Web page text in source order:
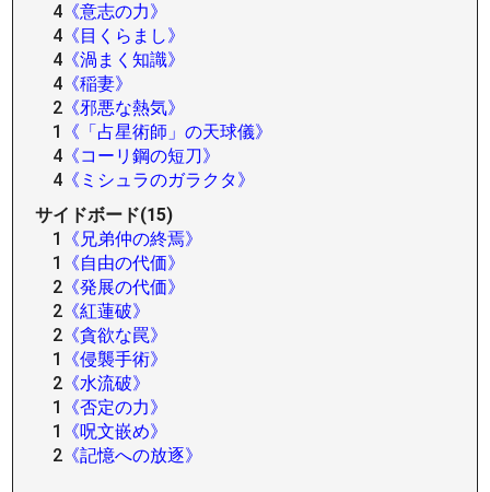
4 《意志の力》
4 《目くらまし》
4 《渦まく知識》
4 《稲妻》
2 《邪悪な熱気》
1
《「占星術師」の天球儀》
4 《コーリ鋼の短刀》
4 《ミシュラのガラクタ》
サイドボード(15)
1
《兄弟仲の終焉》
1
《自由の代価》
2 《発展の代価》
2 《紅蓮破》
2 《貪欲な罠》
1
《侵襲手術》
2 《水流破》
1
《否定の力》
1
《呪文嵌め》
2 《記憶への放逐》